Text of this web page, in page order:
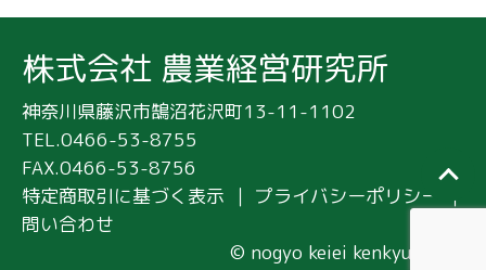
株式会社 農業経営研究所
神奈川県藤沢市鵠沼花沢町13-11-1102
TEL.0466-53-8755
FAX.0466-53-8756
特定商取引に基づく表示
｜ プライバシーポリシー
｜
問い合わせ
© nogyo keiei kenkyujo Inc.